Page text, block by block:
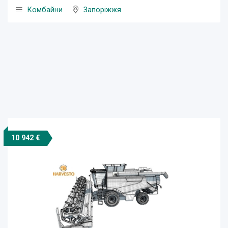
Комбайни
Запоріжжя
10 942 €